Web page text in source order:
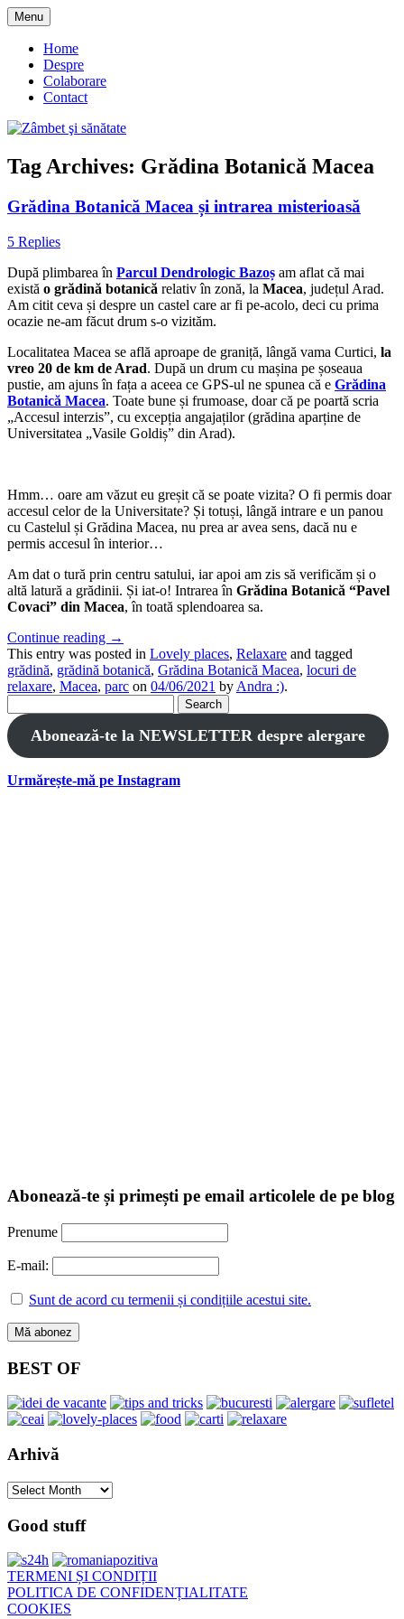
Skip
to
content
Zâmbet şi sănătate
Menu
Home
Despre
Colaborare
Contact
Tag Archives: Grădina Botanică Macea
Grădina Botanică Macea și intrarea misterioasă
5 Replies
După plimbarea în Parcul Dendrologic Bazoș am aflat că mai
există o grădină botanică relativ în zonă, la Macea, județul Arad.
Am citit ceva și despre un castel care ar fi pe-acolo, deci cu prima
ocazie ne-am făcut drum s-o vizităm.
Localitatea Macea se află aproape de graniță, lângă vama Curtici, la
vreo 20 de km de Arad. După un drum cu mașina pe șoseaua
pustie, am ajuns în fața a aceea ce GPS-ul ne spunea că e Grădina
Botanică Macea. Toate bune și frumoase, doar că pe poartă scria
„Accesul interzis”, cu excepția angajaților (grădina aparține de
Universitatea „Vasile Goldiș” din Arad).
Hmm… oare am văzut eu greșit că se poate vizita? O fi permis doar
accesul celor de la Universitate? Și totuși, lângă intrare e un panou
cu Castelul și Grădina Macea, nu prea ar avea sens, dacă nu e
permis accesul în interior…
Am dat o tură prin centru satului, iar apoi am zis să verificăm și o
altă latură a grădinii. Și iat-o! Intrarea în Grădina Botanică “Pavel
Covaci” din Macea, în toată splendoarea sa.
Continue reading →
This entry was posted in Lovely places, Relaxare and tagged
grădină, grădină botanică, Grădina Botanică Macea, locuri de
relaxare, Macea, parc on 04/06/2021 by Andra :).
for:
Abonează-te la NEWSLETTER despre alergare
Urmărește-mă pe Instagram
Abonează-te și primești pe email articolele de pe blog
Prenume
E-mail:
Sunt de acord cu termenii și condițiile acestui site.
BEST OF
Arhivă
Arhivă
Good stuff
TERMENI ȘI CONDIȚII
POLITICA DE CONFIDENȚIALITATE
COOKIES